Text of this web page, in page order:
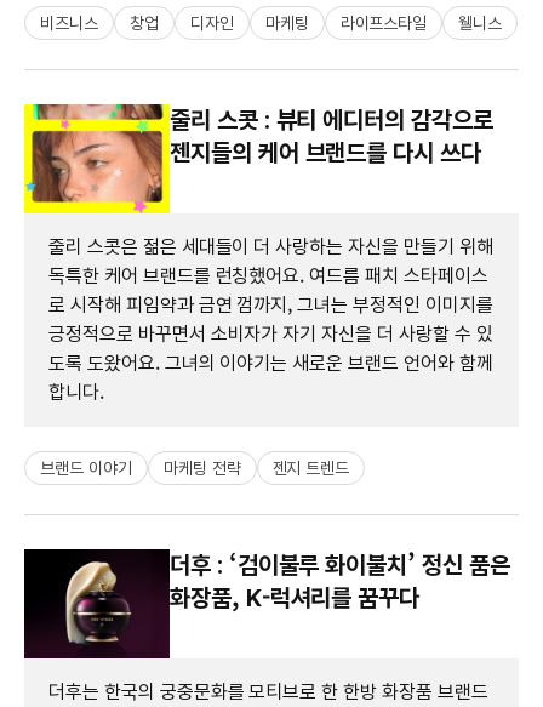
비즈니스 창업 디자인 마케팅 라이프스타일 웰니스
줄리 스콧 : 뷰티 에디터의 감각으로
젠지들의 케어 브랜드를 다시 쓰다
줄리 스콧은 젊은 세대들이 더 사랑하는 자신을 만들기 위해
독특한 케어 브랜드를 런칭했어요. 여드름 패치 스타페이스
로 시작해 피임약과 금연 껌까지, 그녀는 부정적인 이미지를
긍정적으로 바꾸면서 소비자가 자기 자신을 더 사랑할 수 있
도록 도왔어요. 그녀의 이야기는 새로운 브랜드 언어와 함께
합니다.
브랜드 이야기 마케팅 전략 젠지 트렌드
더후 : ‘검이불루 화이불치’ 정신 품은
화장품, K-럭셔리를 꿈꾸다
더후는 한국의 궁중문화를 모티브로 한 한방 화장품 브랜드